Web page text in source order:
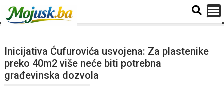
Inicijativa Ćufurovića usvojena: Za plastenike
preko 40m2 više neće biti potrebna
građevinska dozvola